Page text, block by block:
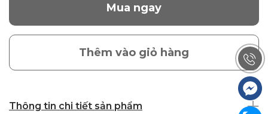
Mua ngay
Thêm vào giỏ hàng
Thông tin chi tiết sản phẩm